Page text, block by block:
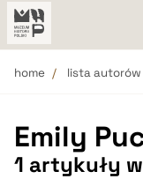
home lista autorów
Emily
1 artykuły